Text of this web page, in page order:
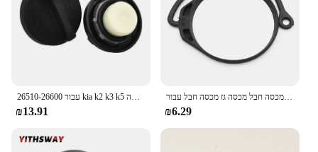
₪13.91
רכב דלק טנק מכסה חבל מכסה גז מכסה חבל עבור audi a3 a4 b8 b9 b5 b6 a5 c6 c7 c8 a1 2 8t3 f53 8f7 f5a f5a
₪6.29